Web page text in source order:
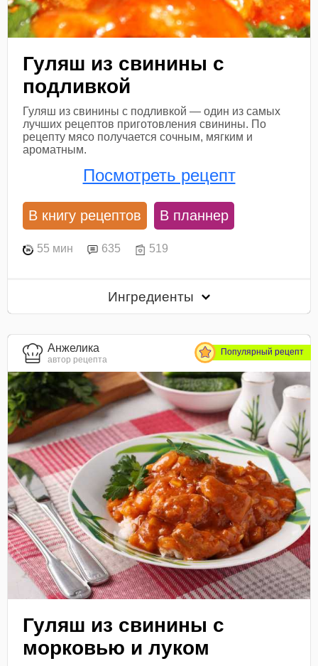
Гуляш из свинины с
подливкой
Гуляш из свинины с подливкой — один из самых
лучших рецептов приготовления свинины. По
рецепту мясо получается сочным, мягким и
ароматным.
Посмотреть рецепт
В книгу рецептов В планнер
55 мин 635 519
Ингредиенты
Анжелика
автор рецепта
Популярный рецепт
Гуляш из свинины с
морковью и луком